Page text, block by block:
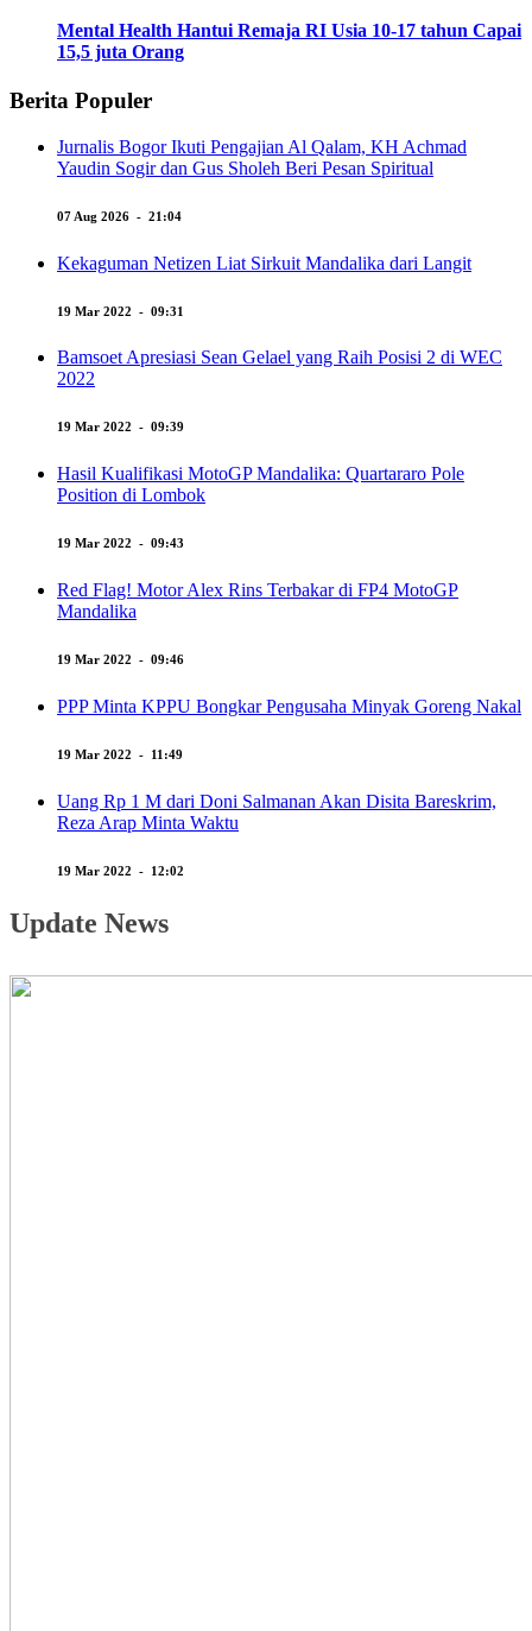
Mental Health Hantui Remaja RI Usia 10-17 tahun Capai
15,5 juta Orang
Berita Populer
Jurnalis Bogor Ikuti Pengajian Al Qalam, KH Achmad
Yaudin Sogir dan Gus Sholeh Beri Pesan Spiritual
07 Aug 2026 - 21:04
Kekaguman Netizen Liat Sirkuit Mandalika dari Langit
19 Mar 2022 - 09:31
Bamsoet Apresiasi Sean Gelael yang Raih Posisi 2 di WEC
2022
19 Mar 2022 - 09:39
Hasil Kualifikasi MotoGP Mandalika: Quartararo Pole
Position di Lombok
19 Mar 2022 - 09:43
Red Flag! Motor Alex Rins Terbakar di FP4 MotoGP
Mandalika
19 Mar 2022 - 09:46
PPP Minta KPPU Bongkar Pengusaha Minyak Goreng Nakal
19 Mar 2022 - 11:49
Uang Rp 1 M dari Doni Salmanan Akan Disita Bareskrim,
Reza Arap Minta Waktu
19 Mar 2022 - 12:02
Update News